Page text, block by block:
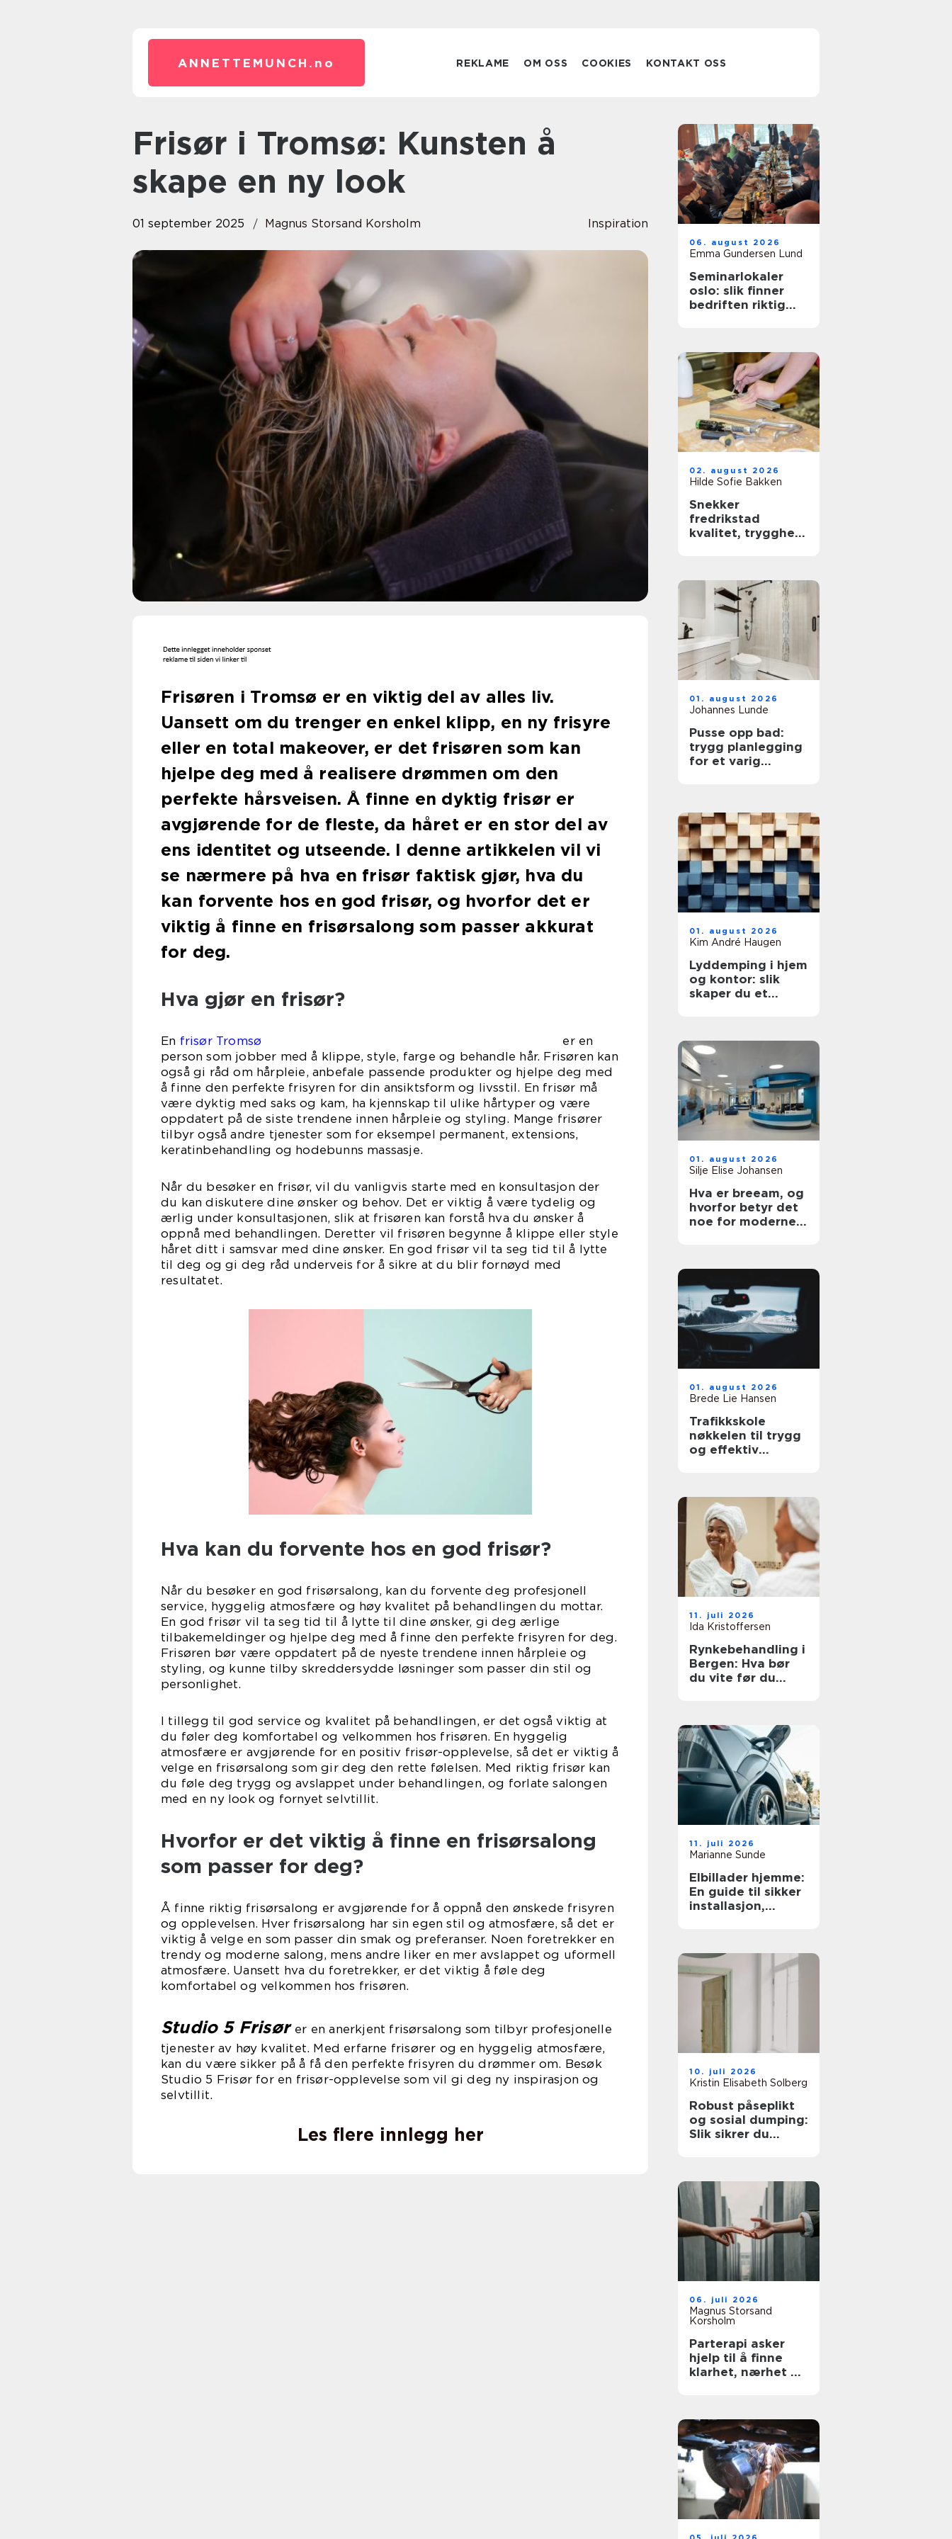
ANNETTEMUNCH. no REKLAME OM OSS COOKIES KONTAKT OSS
Frisør i Tromsø: Kunsten å
skape en ny look
01 september 2025 Magnus Storsand Korsholm Inspiration
Frisøren i Tromsø er en viktig del av alles liv.
Uansett om du trenger en enkel klipp, en ny frisyre
eller en total makeover, er det frisøren som kan
hjelpe deg med å realisere drømmen om den
perfekte hårsveisen. Å finne en dyktig frisør er
avgjørende for de fleste, da håret er en stor del av
ens identitet og utseende. I denne artikkelen vil vi
se nærmere på hva en frisør faktisk gjør, hva du
kan forvente hos en god frisør, og hvorfor det er
viktig å finne en frisørsalong som passer akkurat
for deg.
Hva gjør en frisør?
En frisør Tromsø er en
person som jobber med å klippe, style, farge og behandle hår. Frisøren kan
også gi råd om hårpleie, anbefale passende produkter og hjelpe deg med
å finne den perfekte frisyren for din ansiktsform og livsstil. En frisør må
være dyktig med saks og kam, ha kjennskap til ulike hårtyper og være
oppdatert på de siste trendene innen hårpleie og styling. Mange frisører
tilbyr også andre tjenester som for eksempel permanent, extensions,
keratinbehandling og hodebunns massasje.
Når du besøker en frisør, vil du vanligvis starte med en konsultasjon der
du kan diskutere dine ønsker og behov. Det er viktig å være tydelig og
ærlig under konsultasjonen, slik at frisøren kan forstå hva du ønsker å
oppnå med behandlingen. Deretter vil frisøren begynne å klippe eller style
håret ditt i samsvar med dine ønsker. En god frisør vil ta seg tid til å lytte
til deg og gi deg råd underveis for å sikre at du blir fornøyd med
resultatet.
Hva kan du forvente hos en god frisør?
Når du besøker en god frisørsalong, kan du forvente deg profesjonell
service, hyggelig atmosfære og høy kvalitet på behandlingen du mottar.
En god frisør vil ta seg tid til å lytte til dine ønsker, gi deg ærlige
tilbakemeldinger og hjelpe deg med å finne den perfekte frisyren for deg.
Frisøren bør være oppdatert på de nyeste trendene innen hårpleie og
styling, og kunne tilby skreddersydde løsninger som passer din stil og
personlighet.
I tillegg til god service og kvalitet på behandlingen, er det også viktig at
du føler deg komfortabel og velkommen hos frisøren. En hyggelig
atmosfære er avgjørende for en positiv frisør-opplevelse, så det er viktig å
velge en frisørsalong som gir deg den rette følelsen. Med riktig frisør kan
du føle deg trygg og avslappet under behandlingen, og forlate salongen
med en ny look og fornyet selvtillit.
Hvorfor er det viktig å finne en frisørsalong
som passer for deg?
Å finne riktig frisørsalong er avgjørende for å oppnå den ønskede frisyren
og opplevelsen. Hver frisørsalong har sin egen stil og atmosfære, så det er
viktig å velge en som passer din smak og preferanser. Noen foretrekker en
trendy og moderne salong, mens andre liker en mer avslappet og uformell
atmosfære. Uansett hva du foretrekker, er det viktig å føle deg
komfortabel og velkommen hos frisøren.
Studio 5 Frisør er en anerkjent frisørsalong som tilbyr profesjonelle
tjenester av høy kvalitet. Med erfarne frisører og en hyggelig atmosfære,
kan du være sikker på å få den perfekte frisyren du drømmer om. Besøk
Studio 5 Frisør for en frisør-opplevelse som vil gi deg ny inspirasjon og
selvtillit.
Les flere innlegg her
06. august 2026
Emma Gundersen Lund
Seminarlokaler
oslo: slik finner
bedriften riktig
02. august 2026
Hilde Sofie Bakken
Snekker
fredrikstad
kvalitet, trygghet
01. august 2026
Johannes Lunde
Pusse opp bad:
trygg planlegging
for et varig
01. august 2026
Kim André Haugen
Lyddemping i hjem
og kontor: slik
skaper du et
01. august 2026
Silje Elise Johansen
Hva er breeam, og
hvorfor betyr det
noe for moderne
01. august 2026
Brede Lie Hansen
Trafikkskole
nøkkelen til trygg
og effektiv
11. juli 2026
Ida Kristoffersen
Rynkebehandling i
Bergen: Hva bør
du vite før du
11. juli 2026
Marianne Sunde
Elbillader hjemme:
En guide til sikker
installasjon,
oppbevaring
10. juli 2026
Kristin Elisabeth Solberg
Robust påseplikt
og sosial dumping:
Slik sikrer du
06. juli 2026
Magnus Storsand
Korsholm
Parterapi asker
hjelp til å finne
klarhet, nærhet og